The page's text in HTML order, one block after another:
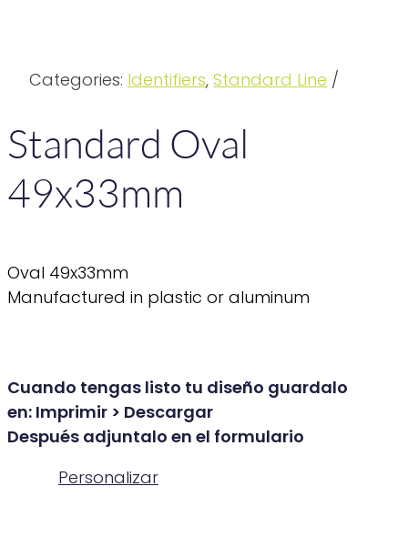
Categories: Identifiers,Standard Line
Standard Oval
49x33mm
Oval 49x33mm
Manufactured in plastic or aluminum
Cuando tengas listo tu diseño guardalo
en: Imprimir > Descargar
Después adjuntalo en el formulario
Personalizar